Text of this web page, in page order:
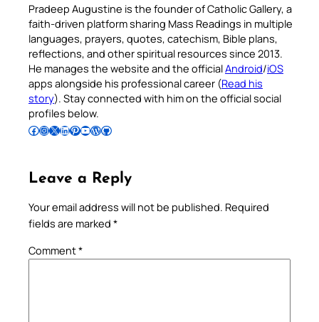
Pradeep Augustine is the founder of Catholic Gallery, a
faith-driven platform sharing Mass Readings in multiple
languages, prayers, quotes, catechism, Bible plans,
reflections, and other spiritual resources since 2013.
He manages the website and the officialAndroid/iOS
apps alongside his professional career (Read his
story). Stay connected with him on the official social
profiles below.
Follow Pradeep on Facebook Follow Pradeep on InstagramFollow Pradeep on X Follow Pradeep on LinkedIn Follow Pradeep on Pinterest Subscribe to Pradeep’s Youtube Channel Follow Pradeep on WordPress Follow Pradeep on GitHub
Leave a Reply
Your email address will not be published. Required
fields are marked *
Comment*